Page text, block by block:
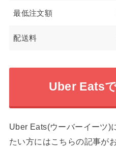
最低注文額
配送料
Uber Eats
Uber Eats(ウーバーイーツ)
たい方にはこちらの記事が